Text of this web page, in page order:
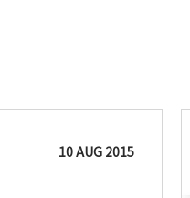
10AUG 2015